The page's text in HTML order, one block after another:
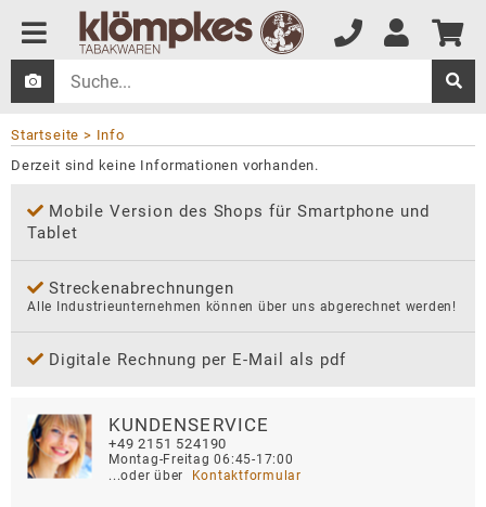
Startseite
Info
Derzeit sind keine Informationen vorhanden.
Mobile Version des Shops für Smartphone und
Tablet
Streckenabrechnungen
Alle Industrieunternehmen können über uns abgerechnet werden!
Digitale Rechnung per E-Mail als pdf
KUNDENSERVICE
+49 2151 524190
Montag-Freitag 06:45-17:00
...oder über
Kontaktformular